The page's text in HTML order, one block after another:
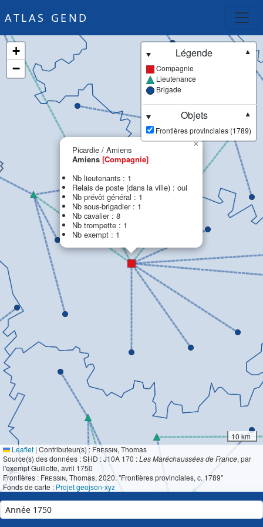
ATLAS GEND
Picardie / Amiens
Amiens [Compagnie]
Nb lieutenants : 1
Relais de poste (dans la ville) : oui
Nb prévôt général : 1
Nb sous-brigadier : 1
Nb cavalier : 8
Nb trompette : 1
Nb exempt : 1
×
+
−
Légende
▼
Compagnie
Lieutenance
Brigade
Objets
▼
Frontières provinciales (1789)
10 km
Leaflet | Contributeur(s) : Fressin, Thomas
Source(s) des données : SHD : J10A 170 :Les Maréchaussées de France, par
l'exempt Guillotte, avril 1750
Frontières : Fressin, Thomas, 2020. "Frontières provinciales, c. 1789"
Fonds de carte : Projet geojson-xyz